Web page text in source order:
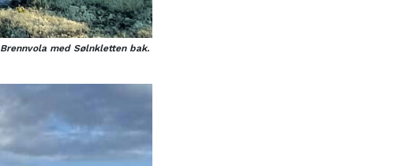
Brennvola med Sølnkletten bak.